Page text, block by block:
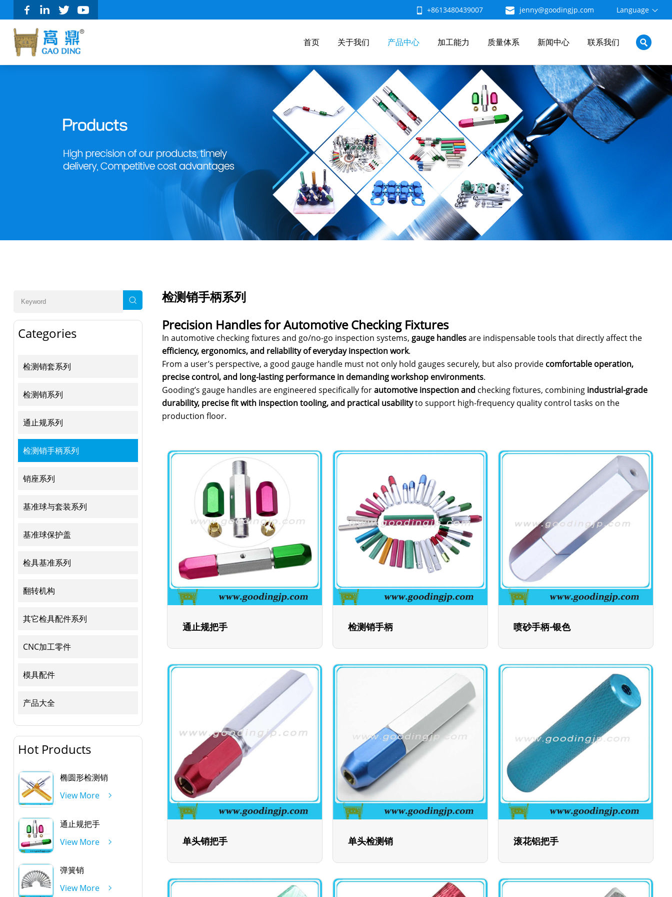
+8613480439007 jenny@goodingjp.com Language
首页 关于我们 产品中心 加工能力 质量体系 新闻中心 联系我们
Categories
检测销套系列
检测销系列
通止规系列
检测销手柄系列
销座系列
基准球与套装系列
基准球保护盖
检具基准系列
翻转机构
其它检具配件系列
CNC加工零件
模具配件
产品大全
Hot Products
椭圆形检测销
View More
通止规把手
View More
弹簧销
View More
检测销手柄系列
Precision Handles for Automotive Checking Fixtures
In automotive checking fixtures and go/no-go inspection systems, gauge handlesare indispensable tools that directly affect the
efficiency, ergonomics, and reliability of everyday inspection work.
From a user’s perspective, a good gauge handle must not only hold gauges securely, but also provide comfortable operation,
precise control, and long-lasting performance in demanding workshop environments.
Gooding’s gauge handles are engineered specifically forautomotive inspection and checking fixtures, combining industrial-grade
durability, precise fit with inspection tooling, and practical usabilityto support high-frequency quality control tasks on the
production floor.
通止规把手 检测销手柄 喷砂手柄-银色
单头销把手 单头检测销 滚花铝把手